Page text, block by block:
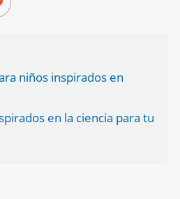
niños inspirados en
en la ciencia para tu